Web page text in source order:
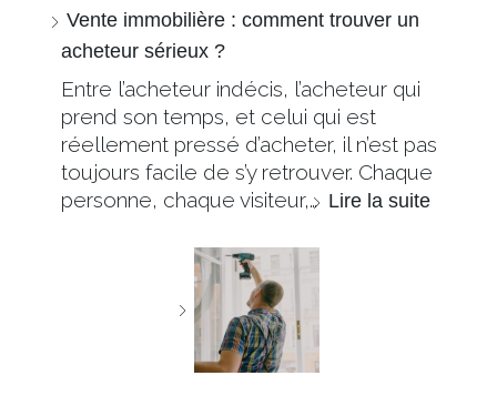
Vente immobilière : comment trouver un
acheteur sérieux ?
Entre l’acheteur indécis, l’acheteur qui
prend son temps, et celui qui est
réellement pressé d’acheter, il n’est pas
toujours facile de s’y retrouver. Chaque
personne, chaque visiteur,… Lire la suite